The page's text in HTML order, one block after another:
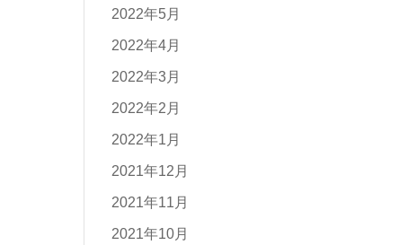
2022年5月
2022年4月
2022年3月
2022年2月
2022年1月
2021年12月
2021年11月
2021年10月